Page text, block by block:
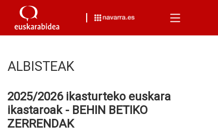
Menu
ALBISTEAK
2025/2026 ikasturteko euskara
ikastaroak - BEHIN BETIKO
ZERRENDAK